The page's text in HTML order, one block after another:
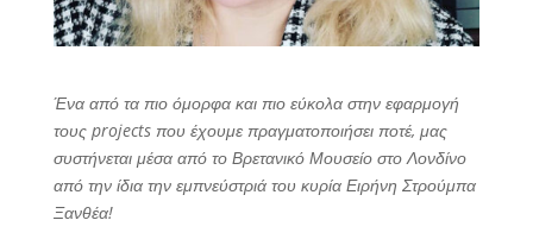
Ένα από τα πιο όμορφα και πιο εύκολα στην εφαρμογή
τους projectsπου έχουμε πραγματοποιήσει ποτέ, μας
συστήνεται μέσα από το Βρετανικό Μουσείο στο Λονδίνο
από την ίδια την εμπνεύστριά του κυρία Ειρήνη Στρούμπα
Ξανθέα!